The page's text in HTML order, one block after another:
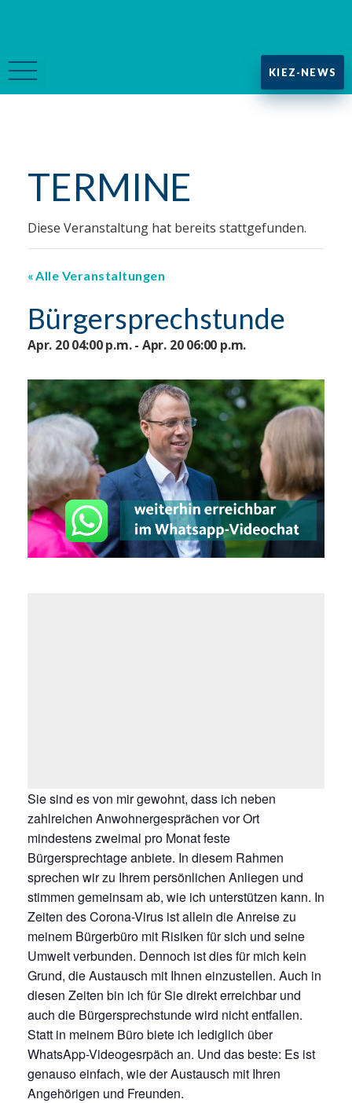
KIEZ-NEWS
TERMINE
Diese Veranstaltung hat bereits stattgefunden.
Alle Veranstaltungen
Bürgersprechstunde
Apr. 20 04:00 p.m. - Apr. 20 06:00 p.m.
Sie sind es von mir gewohnt, dass ich neben
zahlreichen Anwohnergesprächen vor Ort
mindestens zweimal pro Monat feste
Bürgersprechtage anbiete. In diesem Rahmen
sprechen wir zu Ihrem persönlichen Anliegen und
stimmen gemeinsam ab, wie ich unterstützen kann. In
Zeiten des Corona-Virus ist allein die Anreise zu
meinem Bürgerbüro mit Risiken für sich und seine
Umwelt verbunden. Dennoch ist dies für mich kein
Grund, die Austausch mit Ihnen einzustellen. Auch in
diesen Zeiten bin ich für Sie direkt erreichbar und
auch die Bürgersprechstunde wird nicht entfallen.
Statt in meinem Büro biete ich lediglich über
WhatsApp-Videogesrpäch an. Und das beste: Es ist
genauso einfach, wie der Austausch mit Ihren
Angehörigen und Freunden.